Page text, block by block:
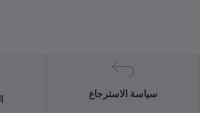
سياسة الاسترجاع